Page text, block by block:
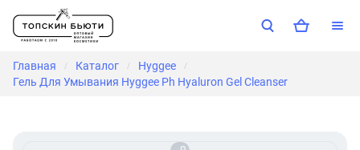
Главная / Каталог / Hyggee /
Гель Для Умывания Hyggee Ph Hyaluron Gel Cleanser